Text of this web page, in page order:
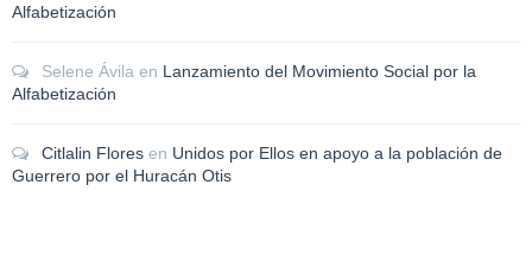
Alfabetización
Selene Ávila en Lanzamiento del Movimiento Social por la
Alfabetización
Citlalin Flores en Unidos por Ellos en apoyo a la población de
Guerrero por el Huracán Otis